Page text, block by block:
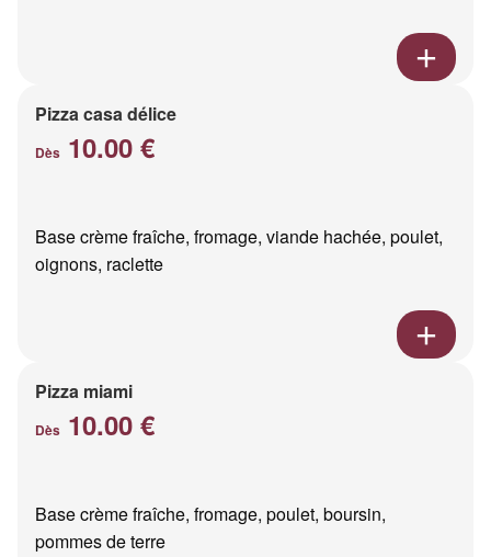
Pizza casa délice
Dès 10.00 €
Base crème fraîche, fromage, viande hachée, poulet,
oignons, raclette
Pizza miami
Dès 10.00 €
Base crème fraîche, fromage, poulet, boursin,
pommes de terre